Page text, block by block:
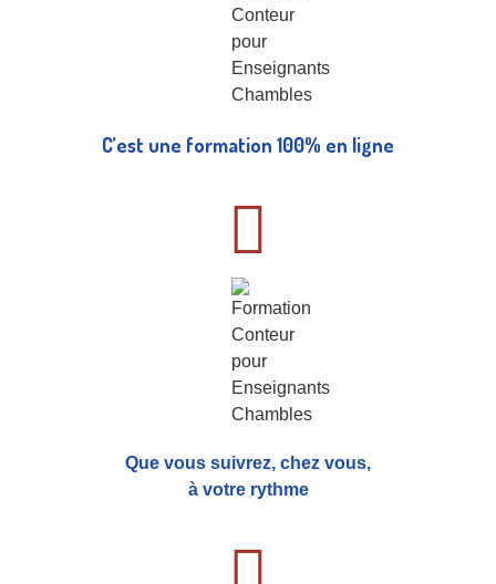
C’est une formation 100% en ligne
Que vous suivrez, chez vous,
à votre rythme